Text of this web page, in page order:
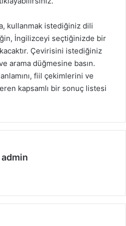
kullanmak istediğiniz dili
İngilizceyi seçtiğinizde bir
Çevirisini istediğiniz
arama düğmesine basın.
fiil çekimlerini ve
kapsamlı bir sonuç listesi
admin
sit